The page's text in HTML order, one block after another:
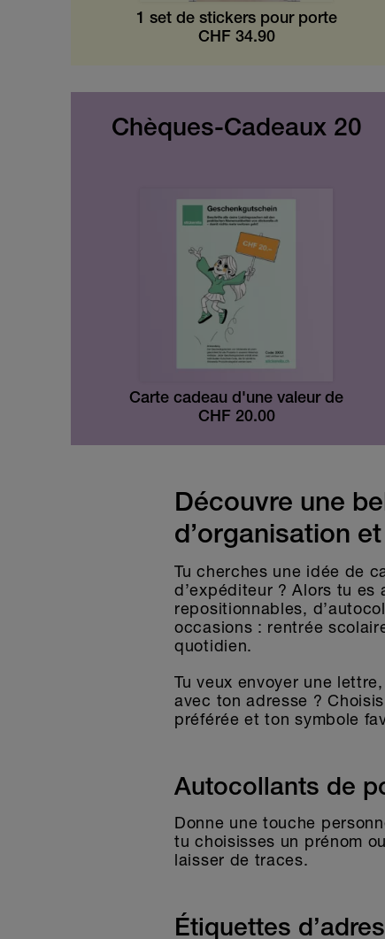
1 set de stickers pour porte
CHF 34.90
Chèques-Cadeaux 20
Carte cadeau d'une valeur de
CHF 20.00
Découvre une
d’organisation
Tu cherches une idée de
d’expéditeur ? Alors tu
repositionnables,
occasions : rentrée
quotidien.
Tu veux envoyer une
avec ton adresse ?
préférée et ton symbole
Autocollants de
Donne une touche
tu choisisses un prénom
laisser de traces.
Étiquettes